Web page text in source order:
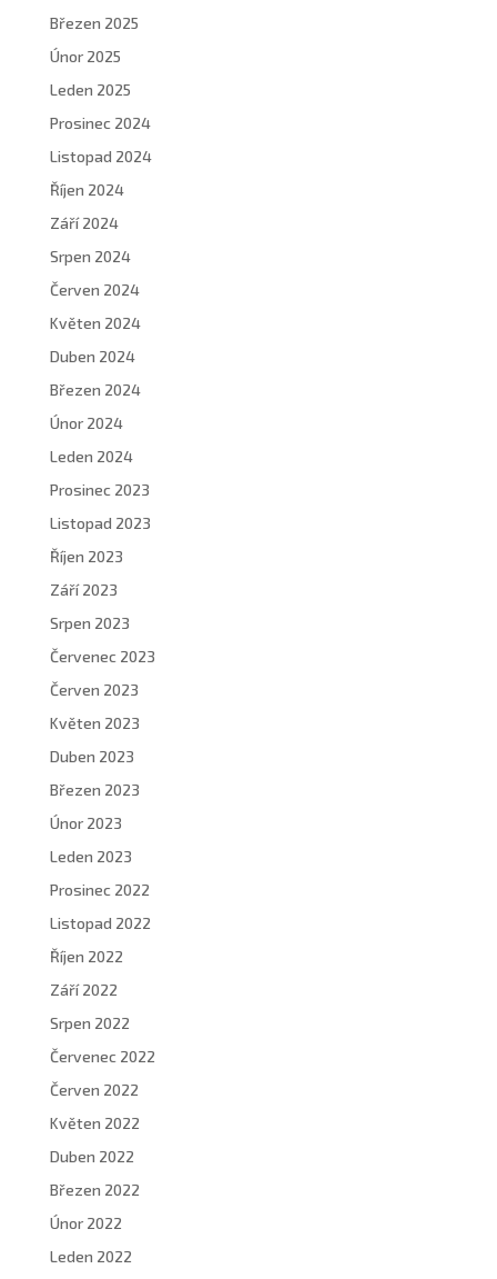
Březen 2025
Únor 2025
Leden 2025
Prosinec 2024
Listopad 2024
Říjen 2024
Září 2024
Srpen 2024
Červen 2024
Květen 2024
Duben 2024
Březen 2024
Únor 2024
Leden 2024
Prosinec 2023
Listopad 2023
Říjen 2023
Září 2023
Srpen 2023
Červenec 2023
Červen 2023
Květen 2023
Duben 2023
Březen 2023
Únor 2023
Leden 2023
Prosinec 2022
Listopad 2022
Říjen 2022
Září 2022
Srpen 2022
Červenec 2022
Červen 2022
Květen 2022
Duben 2022
Březen 2022
Únor 2022
Leden 2022